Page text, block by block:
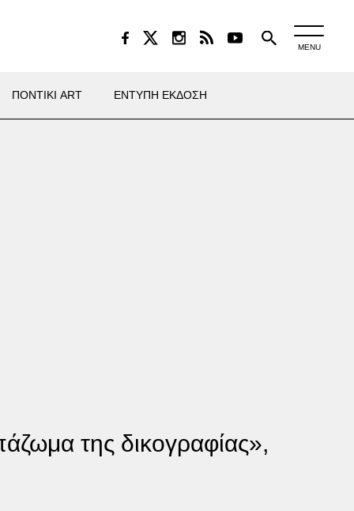
MENU
ΠΟΝΤΙΚΙ ART ΕΝΤΥΠΗ ΕΚΔΟΣΗ
της δικογραφίας»,